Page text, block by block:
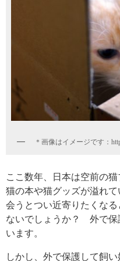
＊画像はイメージです：
ここ数年、日本は空前の
猫の本や猫グッズが溢れ
会うとつい近寄りたくな
ないでしょうか？ 外で保
います。
しかし、外で保護して飼